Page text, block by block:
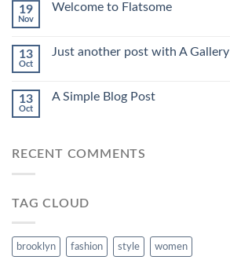
19
Nov
Welcome to Flatsome
13
Oct
Just another post with A Gallery
13
Oct
A Simple Blog Post
RECENT COMMENTS
TAG CLOUD
brooklyn fashion style women